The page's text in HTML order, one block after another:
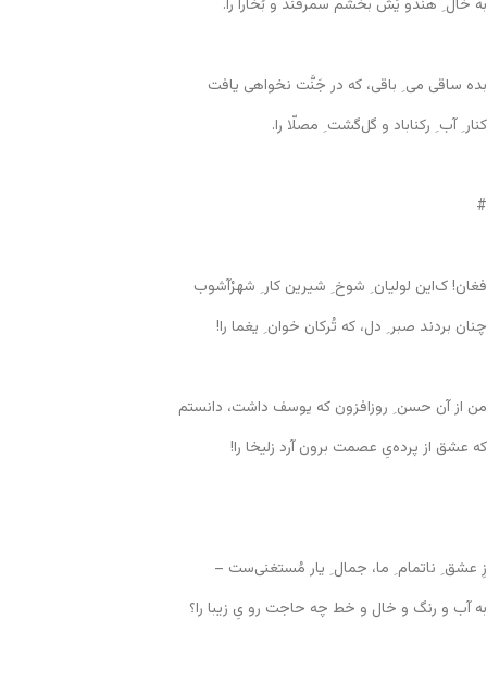
به خال ِ هندو یَش بخشم سمرقند و بُخارا را.
بده ساقی می ِ باقی، که در جَنَّت نخواهی یافت
کنار ِ آب ِ رکناباد و گل‌گشت ِ مصلّا را.
#
فغان! ک‌این لولیان ِ شوخ ِ شیرین کار ِ شهرْآشوب
چنان بردند صبر ِ دل، که تُرکان خوان ِ یغما را!
من از آن حسن ِ روزافزون که یوسف داشت، دانستم
که عشق از پرده‌یِ عصمت برون آرد زلیخا را!
زِ عشق ِ ناتمام ِ ما، جمال ِ یار مُستغنی‌ست –
به آب و رنگ و خال و خط چه حاجت رو یِ زیبا را؟